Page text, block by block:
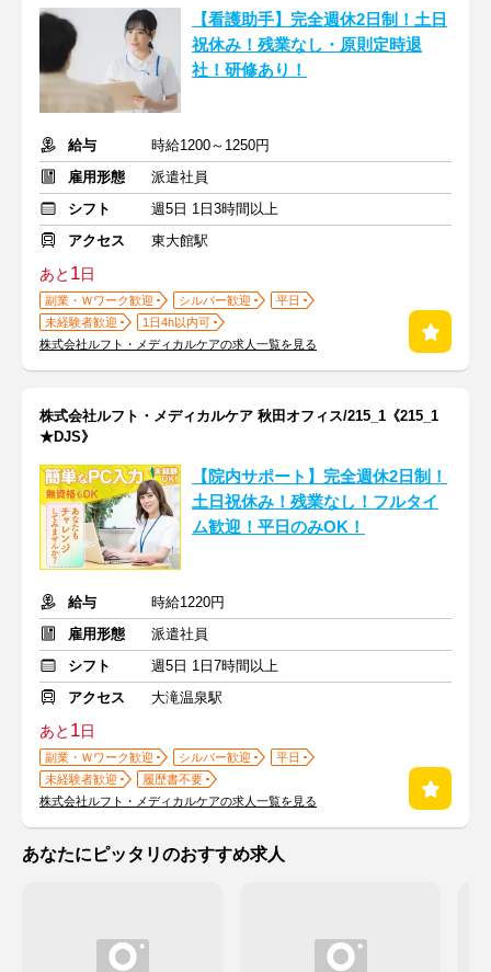
【看護助手】完全週休2日制！土日
祝休み！残業なし・原則定時退
社！研修あり！
給与
時給1200～1250円
雇用形態
派遣社員
シフト
週5日 1日3時間以上
アクセス
東大館駅
あと 1日
副業・Ｗワーク歓迎 シルバー歓迎
平日
未経験者歓迎
1日4h以内可
株式会社ルフト・メディカルケアの求人一覧を見る
株式会社ルフト・メディカルケア 秋田オフィス/215_1《215_1
★DJS》
【院内サポート】完全週休2日制！
土日祝休み！残業なし！フルタイ
ム歓迎！平日のみOK！
給与
時給1220円
雇用形態
派遣社員
シフト
週5日 1日7時間以上
アクセス
大滝温泉駅
あと 1日
副業・Ｗワーク歓迎 シルバー歓迎
平日
未経験者歓迎
履歴書不要
株式会社ルフト・メディカルケアの求人一覧を見る
あなたにピッタリのおすすめ求人